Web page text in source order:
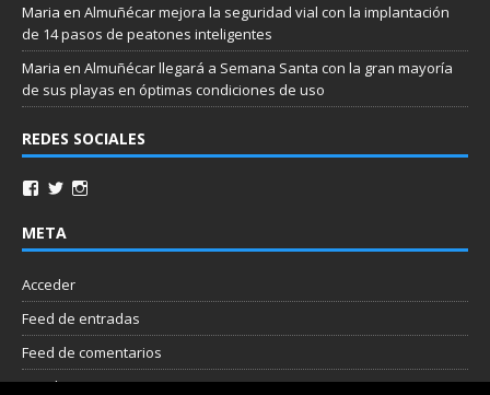
Maria en Almuñécar mejora la seguridad vial con la implantación
de 14 pasos de peatones inteligentes
Maria en Almuñécar llegará a Semana Santa con la gran mayoría
de sus playas en óptimas condiciones de uso
REDES SOCIALES
META
Acceder
Feed de entradas
Feed de comentarios
WordPress.org